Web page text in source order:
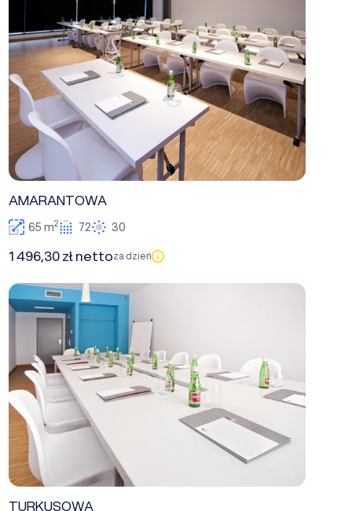
AMARANTOWA
65 m2 72 30
1 496,30 zł nettoza dzień
TURKUSOWA
TURKUSOWA